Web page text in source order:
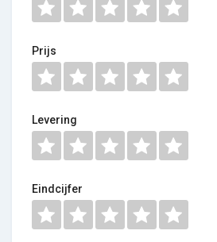
Prijs
Levering
Eindcijfer